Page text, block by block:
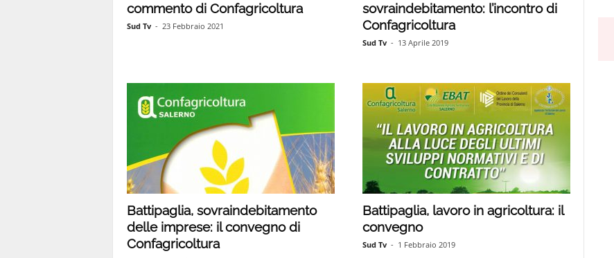
commento di Confagricoltura
Sud Tv - 23 Febbraio 2021
sovraindebitamento: l’incontro di
Confagricoltura
Sud Tv - 13 Aprile 2019
Battipaglia, sovraindebitamento
delle imprese: il convegno di
Confagricoltura
Battipaglia, lavoro in agricoltura: il
convegno
Sud Tv - 1 Febbraio 2019